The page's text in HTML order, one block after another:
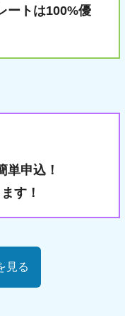
ートは100%優
単申込！
す！
見る